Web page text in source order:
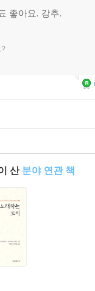
좋아요. 강추.
산 분야 연관 책